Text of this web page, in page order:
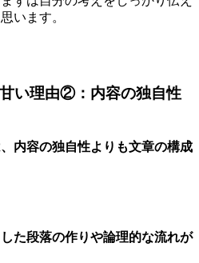
います。
い理由②：内容の独自性
内容の独自性よりも文章の構成
た段落の作りや論理的な流れが